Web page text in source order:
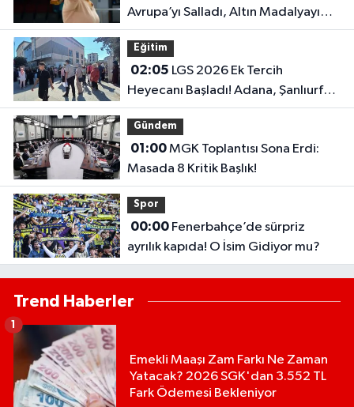
Avrupa’yı Salladı, Altın Madalyayı
Türkiye’ye Getirdi..
Eğitim
02:05
Heyecanı Başladı! Adana, Şanlıurfa
ve Gaziantep Lise Taban Puanları..
Gündem
01:00MGK Toplantısı Sona Erdi:
Masada 8 Kritik Başlık!
Spor
00:00Fenerbahçe’de sürpriz
ayrılık kapıda! O İsim Gidiyor mu?
Trend Haberler
Emekli Maaşı Zam Farkı Ne Zaman
Yatacak? 2026 SGK'dan 3.552 TL
Fark Ödemesi Bekleniyor
1